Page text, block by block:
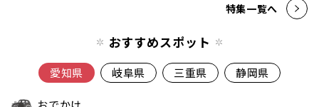
特集一覧へ
おすすめスポット
愛知県 岐阜県 三重県 静岡県